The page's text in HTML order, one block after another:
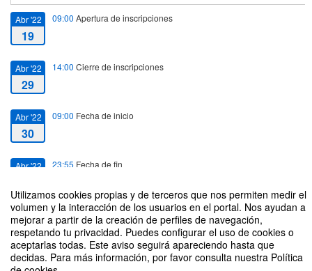
Utilizamos cookies propias y de terceros que nos permiten medir el
volumen y la interacción de los usuarios en el portal. Nos ayudan a
mejorar a partir de la creación de perfiles de navegación,
respetando tu privacidad. Puedes configurar el uso de cookies o
aceptarlas todas. Este aviso seguirá apareciendo hasta que
decidas. Para más información, por favor consulta nuestra Política
Abr '22
19
09:00 Apertura de inscripciones
Abr '22
29
14:00 Cierre de inscripciones
Abr '22
30
09:00 Fecha de inicio
Abr '22 23:55 Fecha de fin
Charlas: II Bioblitz de la UPO